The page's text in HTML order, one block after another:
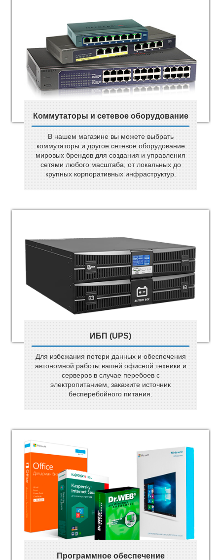
Коммутаторы и сетевое оборудование
В нашем магазине вы можете выбрать
коммутаторы и другое сетевое оборудование
мировых брендов для создания и управления
сетями любого масштаба, от локальных до
крупных корпоративных инфраструктур.
ИБП (UPS)
Для избежания потери данных и обеспечения
автономной работы вашей офисной техники и
серверов в случае перебоев с
электропитанием, закажите источник
бесперебойного питания.
Программное обеспечение